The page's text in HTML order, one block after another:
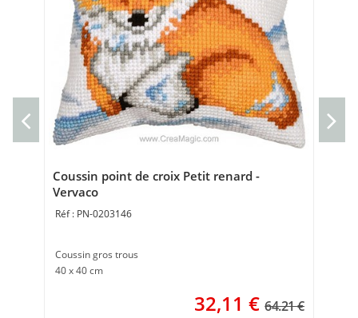
Coussin point de croix Petit renard -
Vervaco
PN-0203146
Coussin gros trous
40 x 40 cm
32,11 € 64.21 €